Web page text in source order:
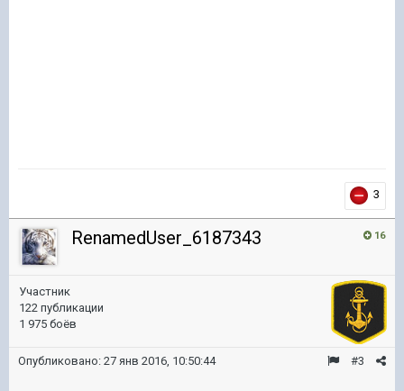
3
16
RenamedUser_6187343
Участник
122 публикации
1 975 боёв
#3
Опубликовано: 27 янв 2016, 10:50:44